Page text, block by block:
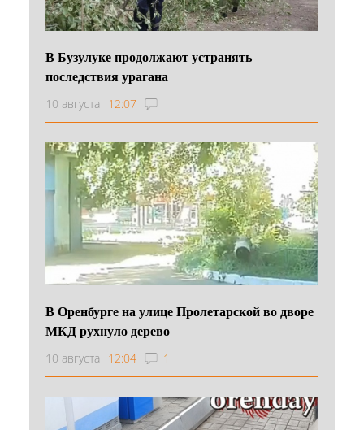
В Бузулуке продолжают устранять
последствия урагана
10 августа 12:07
В Оренбурге на улице Пролетарской во дворе
МКД рухнуло дерево
10 августа 12:04 1